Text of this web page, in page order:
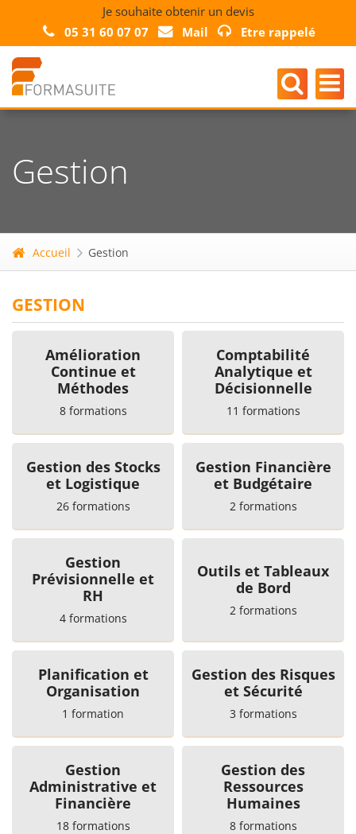
Je souhaite obtenir un devis
05 31 60 07 07
Mail Etre rappelé
Gestion
Accueil Gestion
GESTION
Amélioration
Continue et
Méthodes
8 formations
Comptabilité
Analytique et
Décisionnelle
11 formations
Gestion des Stocks
et Logistique
26 formations
Gestion Financière
et Budgétaire
2 formations
Gestion
Prévisionnelle et
RH
4 formations
Outils et Tableaux
de Bord
2 formations
Planification et
Organisation
1 formation
Gestion des Risques
et Sécurité
3 formations
Gestion
Administrative et
Financière
18 formations
Gestion des
Ressources
Humaines
8 formations